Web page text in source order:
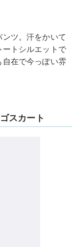
ツ。汗をかいて
ートシルエットで
在で今っぽい雰
スカート